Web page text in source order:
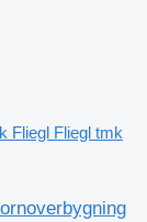
Fliegl Fliegl tmk